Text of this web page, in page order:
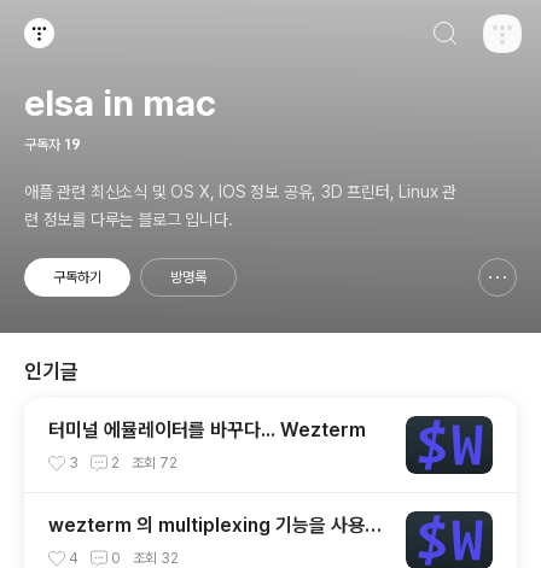
elsa in mac
구독자 19
애플 관련 최신소식 및 OS X, IOS 정보 공유, 3D 프린터, Linux 관
련 정보를 다루는 블로그 입니다.
구독하기 방명록
인기글
터미널 에뮬레이터를 바꾸다... Wezterm
3 2 조회 72
wezterm 의 multiplexing 기능을 사용해
보자.4 0 조회 32